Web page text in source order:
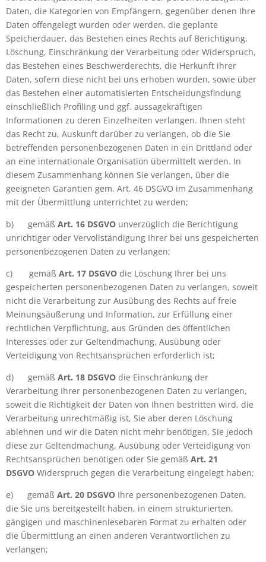
Daten, die Kategorien von Empfängern, gegenüber denen Ihre
Daten offengelegt wurden oder werden, die geplante
Speicherdauer, das Bestehen eines Rechts auf Berichtigung,
Löschung, Einschränkung der Verarbeitung oder Widerspruch,
das Bestehen eines Beschwerderechts, die Herkunft ihrer
Daten, sofern diese nicht bei uns erhoben wurden, sowie über
das Bestehen einer automatisierten Entscheidungsfindung
einschließlich Profiling und ggf. aussagekräftigen
Informationen zu deren Einzelheiten verlangen. Ihnen steht
das Recht zu, Auskunft darüber zu verlangen, ob die Sie
betreffenden personenbezogenen Daten in ein Drittland oder
an eine internationale Organisation übermittelt werden. In
diesem Zusammenhang können Sie verlangen, über die
geeigneten Garantien gem. Art. 46 DSGVO im Zusammenhang
mit der Übermittlung unterrichtet zu werden;
b) gemäß Art. 16 DSGVO unverzüglich die Berichtigung
unrichtiger oder Vervollständigung Ihrer bei uns gespeicherten
personenbezogenen Daten zu verlangen;
c) gemäß Art. 17 DSGVO die Löschung Ihrer bei uns
gespeicherten personenbezogenen Daten zu verlangen, soweit
nicht die Verarbeitung zur Ausübung des Rechts auf freie
Meinungsäußerung und Information, zur Erfüllung einer
rechtlichen Verpflichtung, aus Gründen des öffentlichen
Interesses oder zur Geltendmachung, Ausübung oder
Verteidigung von Rechtsansprüchen erforderlich ist;
d) gemäß Art. 18 DSGVO die Einschränkung der
Verarbeitung Ihrer personenbezogenen Daten zu verlangen,
soweit die Richtigkeit der Daten von Ihnen bestritten wird, die
Verarbeitung unrechtmäßig ist, Sie aber deren Löschung
ablehnen und wir die Daten nicht mehr benötigen, Sie jedoch
diese zur Geltendmachung, Ausübung oder Verteidigung von
Rechtsansprüchen benötigen oder Sie gemäß Art. 21
DSGVO Widerspruch gegen die Verarbeitung eingelegt haben;
e) gemäß Art. 20 DSGVO Ihre personenbezogenen Daten,
die Sie uns bereitgestellt haben, in einem strukturierten,
gängigen und maschinenlesebaren Format zu erhalten oder
die Übermittlung an einen anderen Verantwortlichen zu
verlangen;